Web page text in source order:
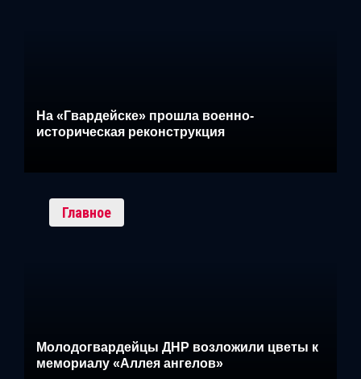
На «Гвардейске» прошла военно-
историческая реконструкция
Главное
Молодогвардейцы ДНР возложили цветы к
мемориалу «Аллея ангелов»